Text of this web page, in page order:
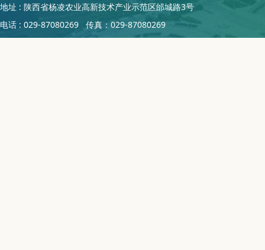
地址 : 陕西省杨凌农业高新技术产业示范区邰城路3号
电话 : 029-87080269 传真：029-87080269